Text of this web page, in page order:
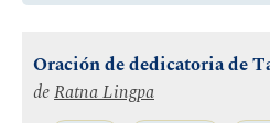
Oración de dedicatoria de
deRatna Lingpa